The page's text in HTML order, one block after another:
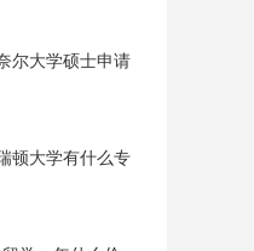
尔大学硕士申请
顿大学有什么专